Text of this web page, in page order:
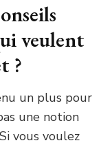
veulent
?
un plus pour
une notion
vous voulez